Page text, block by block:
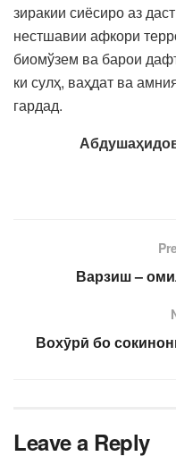
зиракии сиёсиро аз
нестшавии афкори
биомўзем ва барои
ки сулҳ, ваҳдат ва
гардад.
Варзиш –
Вохӯрӣ бо
Leave a Reply